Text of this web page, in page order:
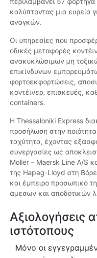
καλύπτοντας μια ευρεία
αναγκών.
Οι υπηρεσίες που
οδικές μεταφορές
ανακυκλώσιμων μη
επικίνδυνων
φορτοεκφορτώσεις,
κοντέινερ, επισκευές,
containers.
Η Thessaloniki Express
προσήλωση στην
ταχύτητα, έχοντας
συνεργασίες ως
Moller – Maersk Line A/S
της Hapag-Lloyd στη
και έμπειρο προσωπικό
άμεσων και αποδοτικών
Αξιολογήσεις
ιστότοπους
Μόνο οι